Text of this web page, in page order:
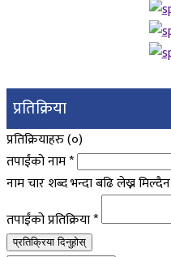
प्रतिक्रिया
प्रतिक्रियाहरु (०)
तपाईंको नाम*
नाम चार शब्द भन्दा बढि लेख्न मिल्दैन
तपाईंको प्रतिक्रिया*
प्रतिक्रिया दिनुहोस्